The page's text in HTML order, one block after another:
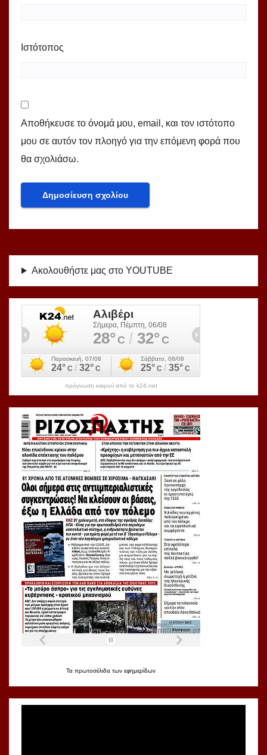
Ιστότοπος
Αποθήκευσε το όνομά μου, email, και τον ιστότοπο
μου σε αυτόν τον πλοηγό για την επόμενη φορά που
θα σχολιάσω.
Ακολουθήστε μας στο YOUTUBE
πρόγνωση καιρού από το k24.net
Τα πρωτοσέλιδα των εφημερίδων